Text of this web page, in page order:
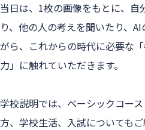
当日は、1枚の画像をもとに、自
り、他の人の考えを聞いたり、
がら、これからの時代に必要な
力」に触れていただきます。
学校説明では、ベーシックコー
方、学校生活、入試についても